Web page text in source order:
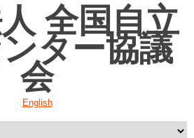
全国自立
ター協議
会
English